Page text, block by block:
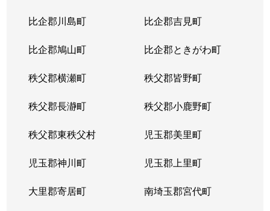
比企郡川島町 比企郡吉見町
比企郡鳩山町 比企郡ときがわ町
秩父郡横瀬町 秩父郡皆野町
秩父郡長瀞町 秩父郡小鹿野町
秩父郡東秩父村 児玉郡美里町
児玉郡神川町 児玉郡上里町
大里郡寄居町 南埼玉郡宮代町